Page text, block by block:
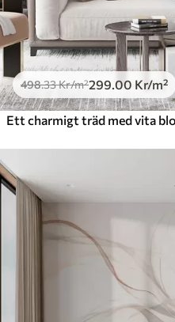
498.33Kr/m²299 .00 Kr/m²